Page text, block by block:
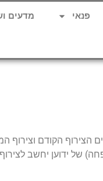
פנאי מדעים
הצירוף הקודם
ידוען יחשב לצירוף